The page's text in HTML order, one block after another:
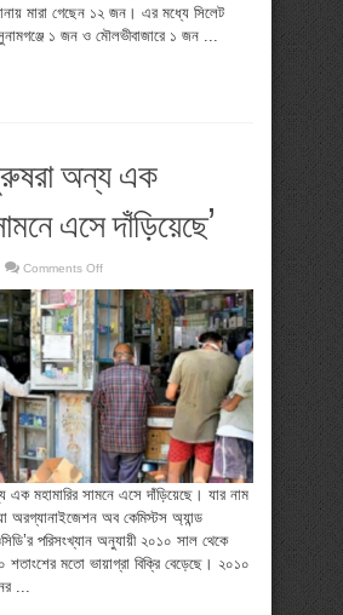
মারা গেছেন ১২ জন। এর মধ্যে সিলেট
১ জন ও মৌলভীবাজারে ১ জন ...
অন্য এক
এসে দাঁড়িয়েছে’
Comments Offon
পুরুষরা
অন্য
এক
মহামারির
সামনে
এসে
দাঁড়িয়েছে’
মহামারির সামনে এসে দাঁড়িয়েছে। যার নাম
অরগ্যানাইজেশন অব কেমিস্টস অ্যান্ড
পরিসংখ্যান অনুযায়ী ২০১০ সাল থেকে
শতাংশের মতো ভায়াগ্রা বিক্রি বেড়েছে। ২০১০
...